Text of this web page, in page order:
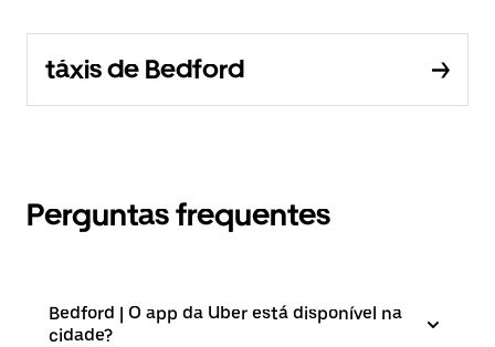
táxis de Bedford
Perguntas frequentes
Bedford | O app da Uber está disponível na
cidade?